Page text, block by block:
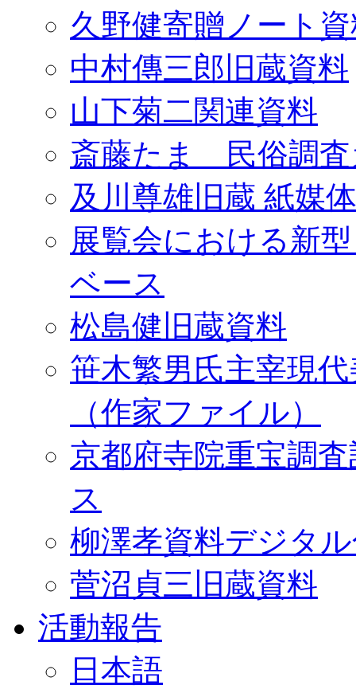
久野健寄贈ノート
中村傳三郎旧蔵資料
山下菊二関連資料
斎藤たま 民俗調査
及川尊雄旧蔵 紙媒
展覧会における新
ベース
松島健旧蔵資料
笹木繁男氏主宰現
（作家ファイル）
京都府寺院重宝調
ス
柳澤孝資料デジタ
菅沼貞三旧蔵資料
活動報告
日本語